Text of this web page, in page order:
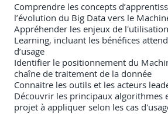
Comprendre les concepts
l’évolution du Big Data vers le
Appréhender les enjeux de
Learning, incluant les bénéfices
d’usage
Identifier le positionnement du
chaîne de traitement de la donnée
Connaitre les outils et les acteurs
Découvrir les principaux algorithmes
projet à appliquer selon les cas